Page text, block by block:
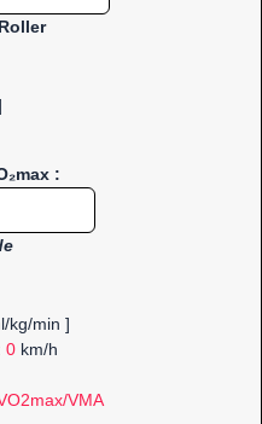
Roller
:
kg/min ]
0 km/h
VMA